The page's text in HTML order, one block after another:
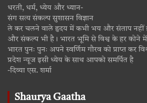
धरती, धर्म, ध्येय और ध्यान-
संग सत्य संकल्प सुशासन विज्ञान
ले कर चलने वाले हृदय में कभी भय और संताप नहीं
और संकल्प भी है। भारत भूमि से विश्व के हर कोने
भारत पुनः पुनः अपने स्वर्णिम गौरव को प्राप्त कर
प्रदेश न्यूज इसी ध्येय के साथ आपको समर्पित है
-दिव्या एस. शर्मा
Shaurya Gaatha